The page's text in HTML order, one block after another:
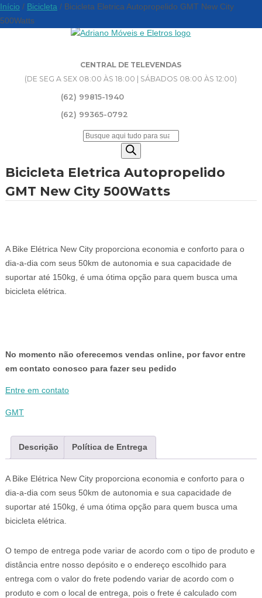
CENTRAL DE TELEVENDAS
(DE SEG A SEX 08:00 ÀS 18:00 | SÁBADOS 08:00 ÀS 12:00)
(62) 99815-1940
(62) 99365-0792
Pesquisar
Início / Bicicleta / Bicicleta Eletrica Autopropelido GMT New City
500Watts
Bicicleta Eletrica Autopropelido
GMT New City 500Watts
A Bike Elétrica New City proporciona economia e conforto para o
dia-a-dia com seus 50km de autonomia e sua capacidade de
suportar até 150kg, é uma ótima opção para quem busca uma
bicicleta elétrica.
No momento não oferecemos vendas online, por favor entre
em contato conosco para fazer seu pedido
Entre em contato
GMT
Descrição Política de Entrega
A Bike Elétrica New City proporciona economia e conforto para o
dia-a-dia com seus 50km de autonomia e sua capacidade de
suportar até 150kg, é uma ótima opção para quem busca uma
bicicleta elétrica.
O tempo de entrega pode variar de acordo com o tipo de produto e
distância entre nosso depósito e o endereço escolhido para
entrega com o valor do frete podendo variar de acordo com o
produto e com o local de entrega, pois o frete é calculado com